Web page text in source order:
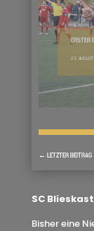
ERSTER
23.
← LETZTER BEITRAG
SC
Bisher eine